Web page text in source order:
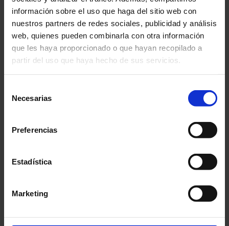
información sobre el uso que haga del sitio web con
nuestros partners de redes sociales, publicidad y análisis
web, quienes pueden combinarla con otra información
que les haya proporcionado o que hayan recopilado a
partir del uso que haya hecho de sus servicios.
Necesarias
Preferencias
Estadística
MarketingGalletas rellenas de crema